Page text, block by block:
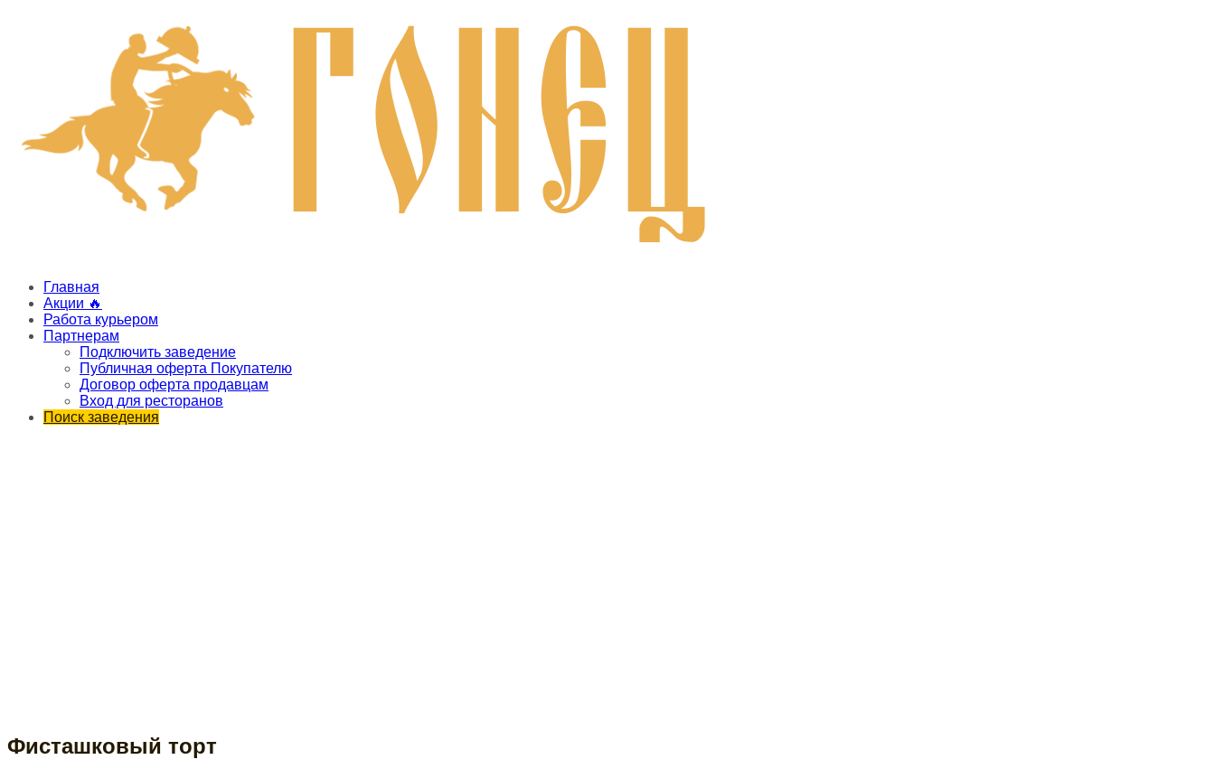
Главная
Акции 🔥
Работа курьером
Партнерам
Подключить заведение
Публичная оферта Покупателю
Договор оферта продавцам
Вход для ресторанов
Поиск заведения
Фисташковый торт